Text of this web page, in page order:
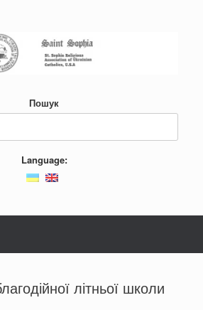
Пошук
Language:
літньої школи